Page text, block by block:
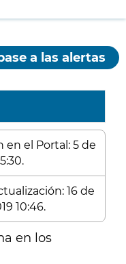
a las alertas
en el Portal: 5 de
16 de
10:46.
en los